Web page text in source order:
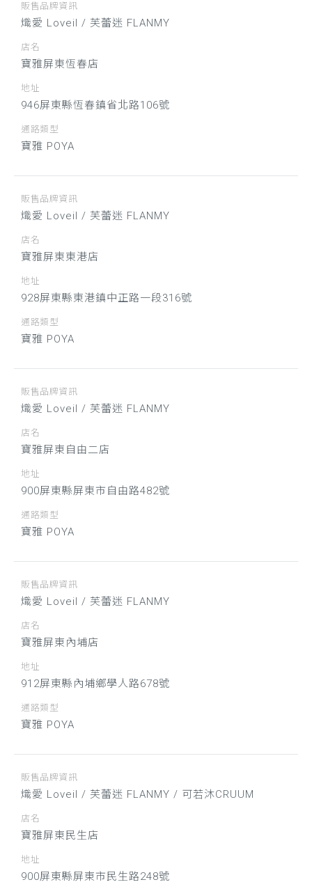
販售品牌資訊
熾愛 Loveil / 芙蕾迷 FLANMY
店名
寶雅屏東恆春店
地址
946屏東縣恆春鎮省北路106號
通路類型
寶雅 POYA
販售品牌資訊
熾愛 Loveil / 芙蕾迷 FLANMY
店名
寶雅屏東東港店
地址
928屏東縣東港鎮中正路一段316號
通路類型
寶雅 POYA
販售品牌資訊
熾愛 Loveil / 芙蕾迷 FLANMY
店名
寶雅屏東自由二店
地址
900屏東縣屏東市自由路482號
通路類型
寶雅 POYA
販售品牌資訊
熾愛 Loveil / 芙蕾迷 FLANMY
店名
寶雅屏東內埔店
地址
912屏東縣內埔鄉學人路678號
通路類型
寶雅 POYA
販售品牌資訊
熾愛 Loveil / 芙蕾迷 FLANMY / 可若沐CRUUM
店名
寶雅屏東民生店
地址
900屏東縣屏東市民生路248號